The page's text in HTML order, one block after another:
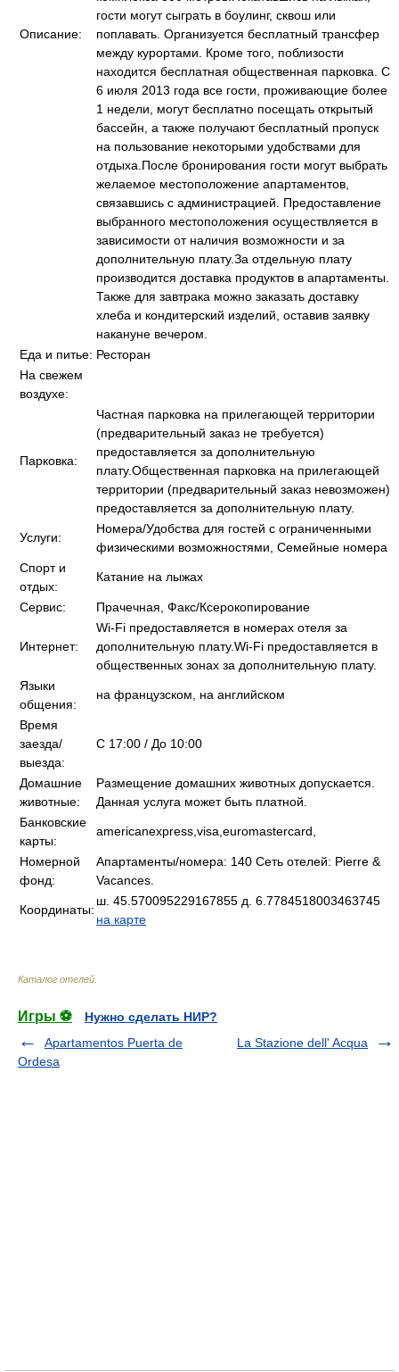
Описание:
гости могут сыграть в боулинг, сквош или
поплавать. Организуется бесплатный трансфер
между курортами. Кроме того, поблизости
находится бесплатная общественная парковка. С
6 июля 2013 года все гости, проживающие более
1 недели, могут бесплатно посещать открытый
бассейн, а также получают бесплатный пропуск
на пользование некоторыми удобствами для
отдыха.После бронирования гости могут выбрать
желаемое местоположение апартаментов,
связавшись с администрацией. Предоставление
выбранного местоположения осуществляется в
зависимости от наличия возможности и за
дополнительную плату.За отдельную плату
производится доставка продуктов в апартаменты.
Также для завтрака можно заказать доставку
хлеба и кондитерский изделий, оставив заявку
накануне вечером.
Еда и питье: Ресторан
На свежем
воздухе:
Парковка:
Частная парковка на прилегающей территории
(предварительный заказ не требуется)
предоставляется за дополнительную
плату.Общественная парковка на прилегающей
территории (предварительный заказ невозможен)
предоставляется за дополнительную плату.
Услуги:
Номера/Удобства для гостей с ограниченными
физическими возможностями, Семейные номера
Спорт и
отдых:
Катание на лыжах
Сервис: Прачечная, Факс/Ксерокопирование
Интернет:
Wi-Fi предоставляется в номерах отеля за
дополнительную плату.Wi-Fi предоставляется в
общественных зонах за дополнительную плату.
Языки
общения:
на французском, на английском
Время
заезда/
выезда:
C 17:00 / До 10:00
Домашние
животные:
Размещение домашних животных допускается.
Данная услуга может быть платной.
Банковские
карты:
americanexpress,visa,euromastercard,
Номерной
фонд:
Апартаменты/номера: 140 Сеть отелей: Pierre &
Vacances.
Координаты:
ш. 45.570095229167855 д. 6.7784518003463745
на карте
Каталог отелей
Игры ⚽
Нужно сделать НИР?
Apartamentos Puerta de
Ordesa
La Stazione dell' Acqua